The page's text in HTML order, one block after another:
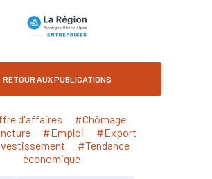
RETOUR AUX PUBLICATIONS
d'affaires
#Chômage
#Emploi
#Export
#Tendance
économique